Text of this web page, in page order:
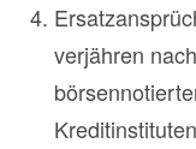
verjähren